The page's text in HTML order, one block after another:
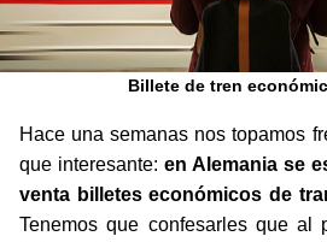
Billete de tren
Hace una semanas nos topamos
que interesante: en Alemania se
venta billetes económicos de
Tenemos que confesarles que al